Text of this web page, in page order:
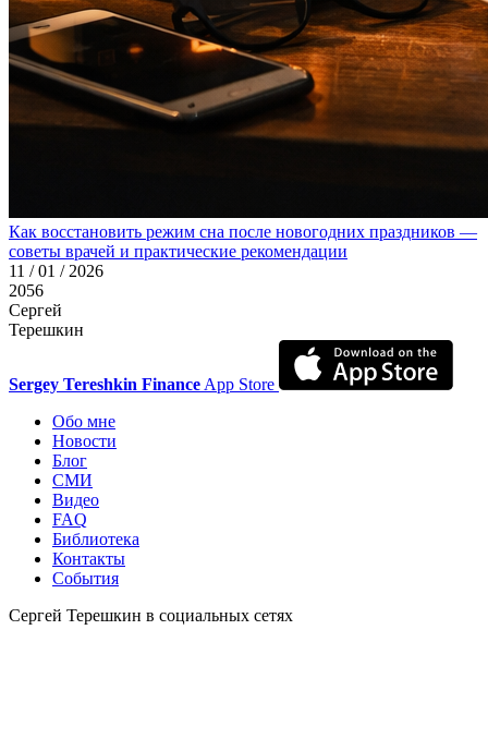
Как восстановить режим сна после новогодних праздников —
советы врачей и практические рекомендации
11 / 01 / 2026
2056
Сергей
Терешкин
Sergey Tereshkin Finance App Store
Обо мне
Новости
Блог
СМИ
Видео
FAQ
Библиотека
Контакты
События
Сергей Терешкин в социальных сетях